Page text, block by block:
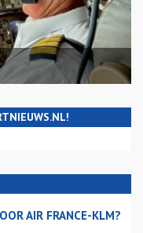
AIR FRANCE-KLM?